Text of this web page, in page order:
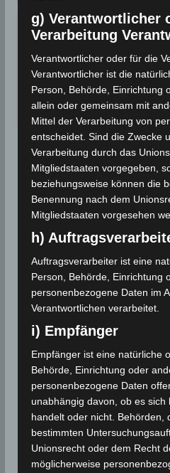
2021
Gouvernorat
Hitzerekord
Gouvernorat Kebili: Mit
in der Region…
Wettergeschehen
g) Verantwortlicher
Verarbeitung
Verantwortlicher oder für die
Verantwortlicher ist die
Person, Behörde, Einrichtung
allein oder gemeinsam mit
Mittel der Verarbeitung von
entscheidet. Sind die Zwecke
Verarbeitung durch das
Mitgliedstaaten vorgegeben,
beziehungsweise können die
Benennung nach dem
Mitgliedstaaten vorgesehen
h)
Auftragsverarbeiter ist eine
Person, Behörde, Einrichtung
personenbezogene Daten im
Verantwortlichen verarbeitet.
i) Empfänger
Empfänger ist eine natürliche
Behörde, Einrichtung oder
personenbezogene Daten
unabhängig davon, ob es sich
handelt oder nicht. Behörden,
bestimmten
Unionsrecht oder dem Recht
möglicherweise